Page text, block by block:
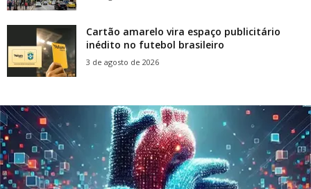
Cartão amarelo vira espaço publicitário
inédito no futebol brasileiro
3 de agosto de 2026